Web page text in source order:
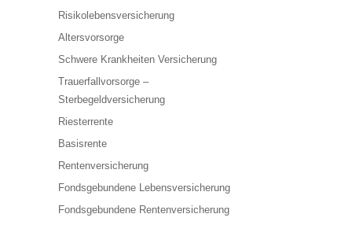
Risikolebensversicherung
Altersvorsorge
Schwere Krankheiten Versicherung
Trauerfallvorsorge –
Sterbegeldversicherung
Riesterrente
Basisrente
Rentenversicherung
Fondsgebundene Lebensversicherung
Fondsgebundene Rentenversicherung